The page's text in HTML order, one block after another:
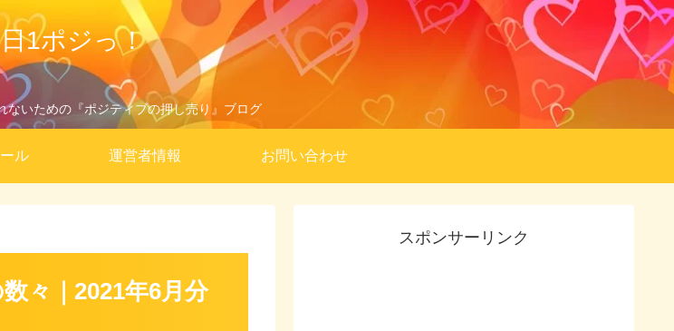
1ポジっ！
ないための『ポジティブの押し売り』ブログ
ル 運営者情報 お問い合わせ
々｜2021年6月分
スポンサーリンク